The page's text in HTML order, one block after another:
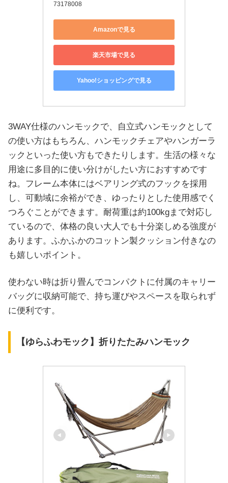
73178008
Amazonで見る
楽天市場で見る
Yahoo!ショッピングで見る
3WAY仕様のハンモックで、自立式ハンモックとして
の使い方はもちろん、ハンモックチェアやハンガーラ
ックといった使い方もできたりします。生活の様々な
用途に多目的に使い分けがしたい方におすすめです
ね。フレーム本体にはベアリング式のフックを採用
し、可動域に余裕ができ、ゆったりとした使用感でく
つろぐことができます。耐荷重は約100kgまで対応し
ているので、体格の良い大人でも十分楽しめる強度が
あります。ふかふかのコットン製クッション付きなの
も嬉しいポイント。
使わない時は折り畳んでコンパクトに付属のキャリー
バッグに収納可能で、持ち運びやスペースを取られず
に便利です。
【ゆらふわモック】折りたたみハンモック